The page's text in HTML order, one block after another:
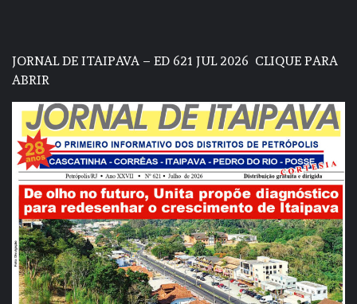
JORNAL DE ITAIPAVA – ED 621 JUL 2026 CLIQUE PARA
ABRIR